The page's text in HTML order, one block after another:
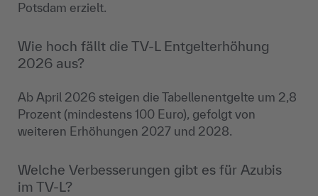
Potsdam erzielt.
Wie hoch fällt die TV-L Entgelterhöhung
2026 aus?
Ab April 2026 steigen die Tabellenentgelte um 2,8
Prozent (mindestens 100 Euro), gefolgt von
weiteren Erhöhungen 2027 und 2028.
Welche Verbesserungen gibt es für Azubis
im TV-L?